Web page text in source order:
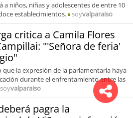
a niños, niñas y adolescentes de entre 10
establecimientos.
soyvalparaiso
critica a Camila Flores
"'Señora de feria'
que la expresión de la parlamentaria haya
durante el enfrentamiento entre las
soyvalparaiso
pagra la